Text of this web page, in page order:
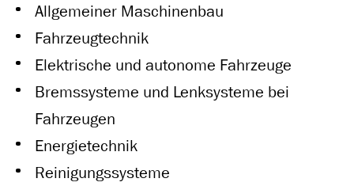
Allgemeiner Maschinenbau
Fahrzeugtechnik
Elektrische und autonome Fahrzeuge
Bremssysteme und Lenksysteme bei
Fahrzeugen
Energietechnik
Reinigungssysteme